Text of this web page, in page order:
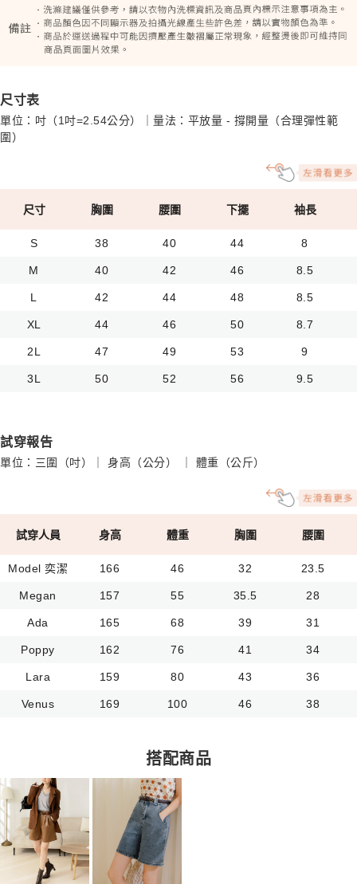
尺寸表
單位：吋（1吋=2.54公分）｜量法：平放量 - 撐開量（合理彈性範
圍）
尺寸 胸圍 腰圍 下擺 袖長
S 38 40 44 8
M 40 42 46 8.5
L 42 44 48 8.5
XL 44 46 50 8.7
2L 47 49 53 9
3L 50 52 56 9.5
試穿報告
單位：三圍（吋）｜ 身高（公分） ｜ 體重（公斤）
試穿人員 身高 體重 胸圍 腰圍
Model 奕潔 166 46 32 23.5
Megan 157 55 35.5 28
Ada 165 68 39 31
Poppy 162 76 41 34
Lara 159 80 43 36
Venus 169 100 46 38
搭配商品